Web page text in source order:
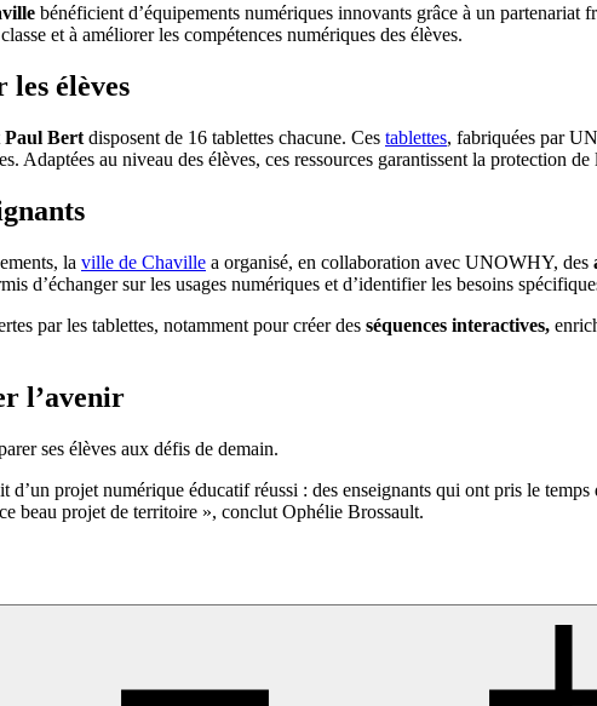
bénéficient d’équipements numériques innovants grâce à un partenariat
et à améliorer les compétences numériques des élèves.
les élèves
Paul Bert disposent de 16 tablettes chacune. Ces tablettes, fabriquées par
Adaptées au niveau des élèves, ces ressources garantissent la protection de
la ville de Chaville a organisé, en collaboration avec UNOWHY, des
d’échanger sur les usages numériques et d’identifier les besoins
par les tablettes, notamment pour créer des séquences interactives,
l’avenir
ses élèves aux défis de demain.
d’un projet numérique éducatif réussi : des enseignants qui ont pris le
beau projet de territoire », conclut Ophélie Brossault.